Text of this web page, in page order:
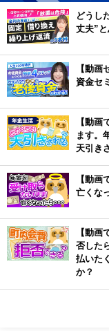
どうし
丈夫”と
【動画
資金セ
【動画
ます。
天引き
【動画
亡くな
【動画
否した
払いた
か？